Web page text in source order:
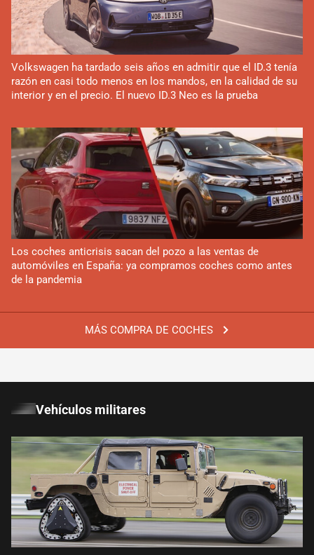
MÁS COMPRA DE COCHES
Volkswagen ha tardado seis años en admitir que el ID.3 tenía
razón en casi todo menos en los mandos, en la calidad de su
interior y en el precio. El nuevo ID.3 Neo es la prueba
Los coches anticrisis sacan del pozo a las ventas de
automóviles en España: ya compramos coches como antes
de la pandemia
Vehículos militares